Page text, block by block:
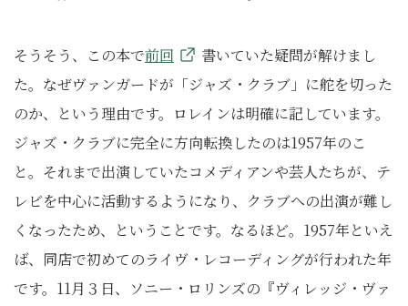
そうそう、この本で前回
書いていた疑問が解けまし
た。なぜヴァンガードが「ジャズ・クラブ」に舵を切った
のか、という理由です。ロレインは明確に記しています。
ジャズ・クラブに完全に方向転換したのは1957年のこ
と。それまで出演していたコメディアンや芸人たちが、テ
レビを中心に活動するようになり、クラブへの出演が難し
くなったため、ということです。なるほど。1957年といえ
ば、同店で初めてのライヴ・レコーディングが行われた年
です。11月３日、ソニー・ロリンズの『ヴィレッジ・ヴァ